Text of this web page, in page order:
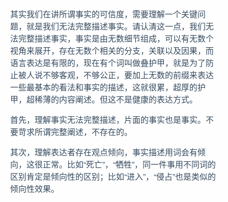
其实我们在讲所谓事实的可信度，需要理解一个关键问
题，就是我们无法完整描述事实。请认清这一点，我们无
法完整描述事实，事实是由无数细节组成，可以有无数个
视角来展开，存在无数个相关的分支，关联以及因果，而
语言表达是有限的，现在有个词叫做叠护甲，就是为了防
止被人说不够客观，不够公正，要加上无数的前缀来表达
一些最基本的看法和事实的描述，这就很累，超厚的护
甲，超稀薄的内容阐述。但这不是健康的表达方式。
首先，理解事实无法完整描述，片面的事实也是事实。不
要苛求所谓完整阐述，不存在的。
其次，理解表达者存在观点倾向，事实描述用词会有倾
向，这很正常。比如“死亡”，“牺牲”，同一件事用不同词的
区别肯定是倾向性的区别；比如“进入”，“侵占”也是类似的
倾向性效果。